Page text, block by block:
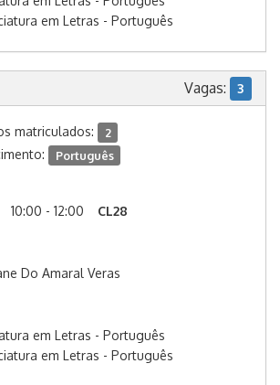
em Letras - Português
Vagas: 3
matriculados: 2
Português
10:00 - 12:00
CL28
Do Amaral Veras
em Letras - Português
em Letras - Português